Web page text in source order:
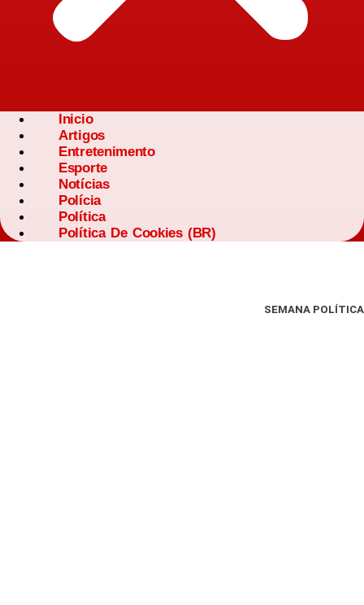
Inicio
Artigos
Entretenimento
Esporte
Notícias
Polícia
Política
Política De Cookies (BR)
SEMANA POLÍTICA